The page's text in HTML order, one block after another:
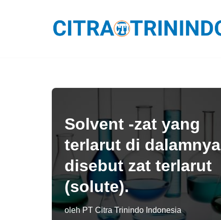
Solvent -zat yang
terlarut di dalamnya
disebut zat terlarut
(solute).
olehPT Citra Trinindo Indonesia